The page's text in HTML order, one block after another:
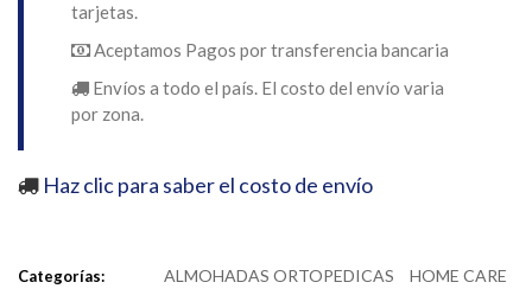
tarjetas.
Aceptamos Pagos por transferencia bancaria
Envíos a todo el país. El costo del envío varia
por zona.
Haz clic para saber el costo de envío
Categorías: ALMOHADAS ORTOPEDICAS HOME CARE